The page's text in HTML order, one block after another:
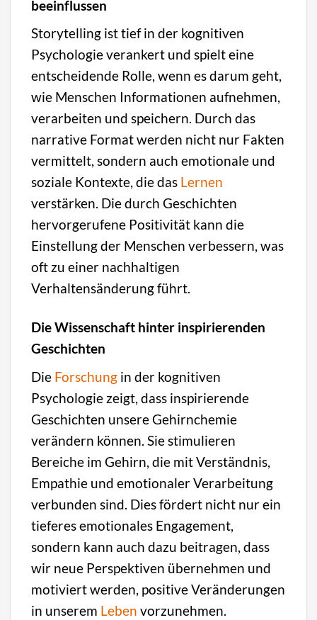
beeinflussen
Storytelling ist tief in der kognitiven
Psychologie verankert und spielt eine
entscheidende Rolle, wenn es darum geht,
wie Menschen Informationen aufnehmen,
verarbeiten und speichern. Durch das
narrative Format werden nicht nur Fakten
vermittelt, sondern auch emotionale und
soziale Kontexte, die das Lernen
verstärken. Die durch Geschichten
hervorgerufene Positivität kann die
Einstellung der Menschen verbessern, was
oft zu einer nachhaltigen
Verhaltensänderung führt.
Die Wissenschaft hinter inspirierenden
Geschichten
Die Forschung in der kognitiven
Psychologie zeigt, dass inspirierende
Geschichten unsere Gehirnchemie
verändern können. Sie stimulieren
Bereiche im Gehirn, die mit Verständnis,
Empathie und emotionaler Verarbeitung
verbunden sind. Dies fördert nicht nur ein
tieferes emotionales Engagement,
sondern kann auch dazu beitragen, dass
wir neue Perspektiven übernehmen und
motiviert werden, positive Veränderungen
in unserem Leben vorzunehmen.